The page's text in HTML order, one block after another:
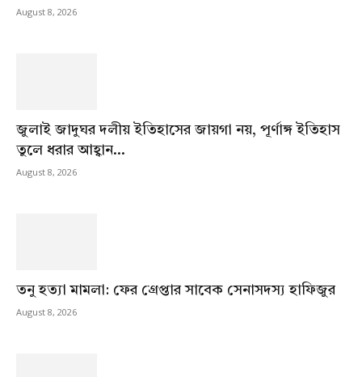
August 8, 2026
জুলাই জাদুঘর দলীয় ইতিহাসের জায়গা নয়, পূর্ণাঙ্গ ইতিহাস
তুলে ধরার আহ্বান...
August 8, 2026
তনু হত্যা মামলা: ফের গ্রেপ্তার সাবেক সেনাসদস্য হাফিজুর
August 8, 2026